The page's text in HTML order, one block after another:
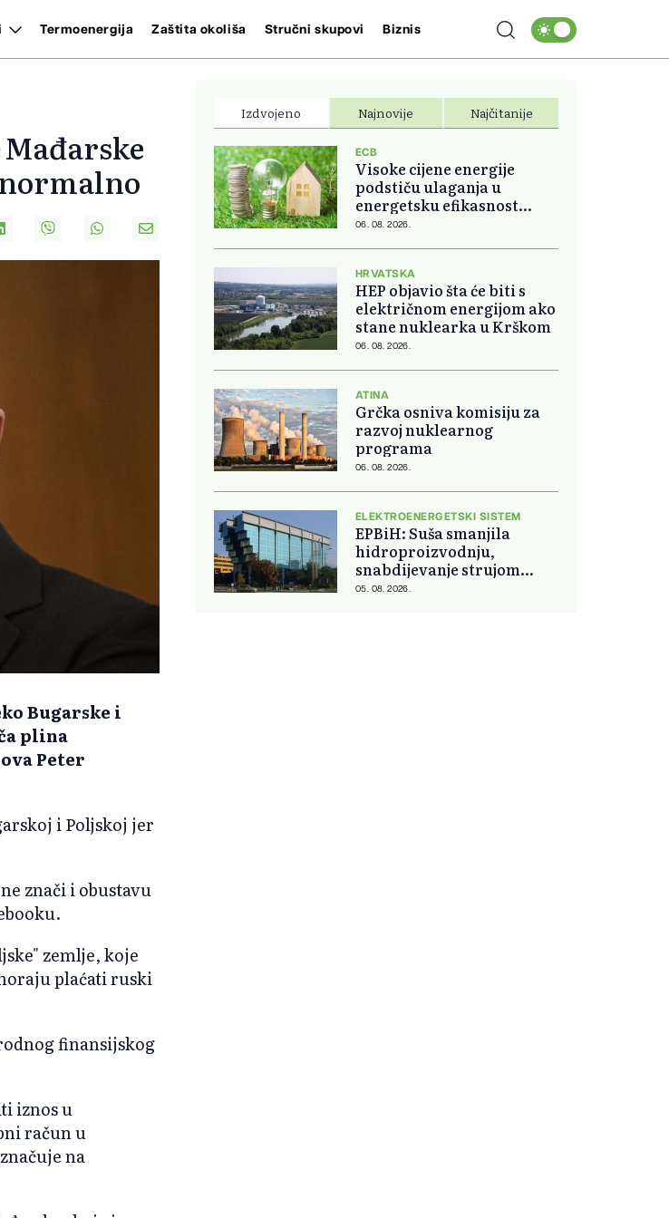
Termoenergija Zaštita okoliša Stručni skupovi Biznis
Bugarske i
plina
Peter
i Poljskoj jer
znači i obustavu
zemlje, koje
plaćati ruski
finansijskog
iznos u
račun u
na
Izdvojeno Najnovije Najčitanije
ECB
Visoke cijene energije
podstiču ulaganja u
energetsku efikasnost
domova
06. 08. 2026.
HRVATSKA
HEP objavio šta će biti s
električnom energijom ako
stane nuklearka u Krškom
06. 08. 2026.
ATINA
Grčka osniva komisiju za
razvoj nuklearnog
programa
06. 08. 2026.
ELEKTROENERGETSKI SISTEM
EPBiH: Suša smanjila
hidroproizvodnju,
snabdijevanje strujom
ostaje stabilno
05. 08. 2026.